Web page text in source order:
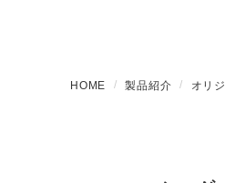
HOME 製品紹介 オリ